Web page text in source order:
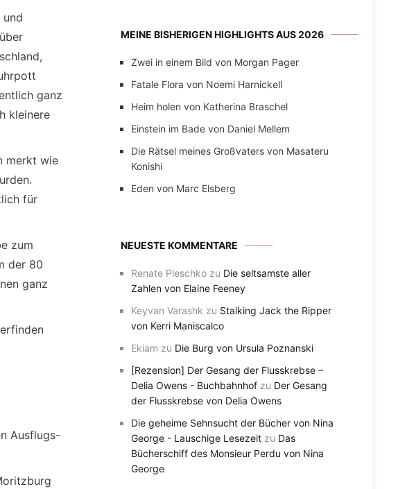
ganz
kleinere
merkt wie
für
zum
der 80
ganz
Ausflugs-
MEINE BISHERIGEN HIGHLIGHTS AUS 2026
Zwei in einem Bild von Morgan Pager
Fatale Flora von Noemi Harnickell
Heim holen von Katherina Braschel
Einstein im Bade von Daniel Mellem
Die Rätsel meines Großvaters von Masateru
Konishi
Eden von Marc Elsberg
NEUESTE KOMMENTARE
Renate Pleschko zu Die seltsamste aller
Zahlen von Elaine Feeney
Keyvan Varashk zu Stalking Jack the Ripper
von Kerri Maniscalco
Ekiam zu Die Burg von Ursula Poznanski
[Rezension] Der Gesang der Flusskrebse –
Delia Owens - Buchbahnhof zu Der Gesang
der Flusskrebse von Delia Owens
Die geheime Sehnsucht der Bücher von Nina
George - Lauschige Lesezeit zu Das
Bücherschiff des Monsieur Perdu von Nina
George